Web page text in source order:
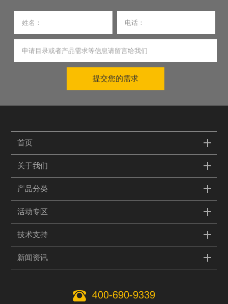
提交您的需求
首页
关于我们
产品分类
活动专区
技术支持
新闻资讯
400-690-9339